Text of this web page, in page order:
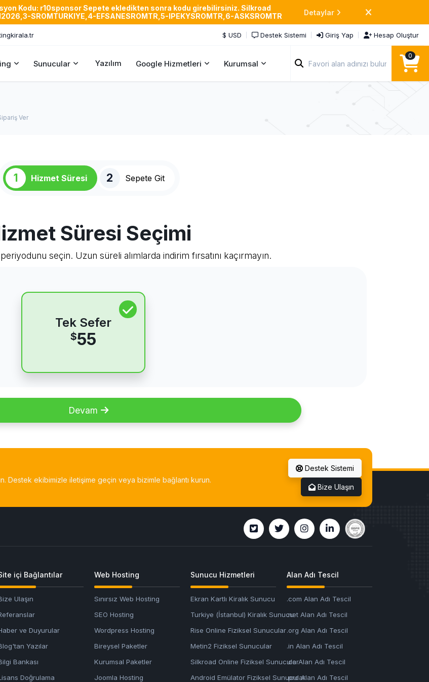
Kodu: r10sponsor Sepete ekledikten sonra kodu girebilirsiniz. Silkroad
SROMTURKIYE,4-EFSANESROMTR,5-IPEKYSROMTR,6-ASKSROMTR
Detaylar
$ USD Destek Sistemi Giriş Yap Hesap Oluştur
Sunucular Yazılım Google Hizmetleri Kurumsal
0
Ver
1 Hizmet Süresi 2 Sepete Git
Süresi Seçimi
seçin. Uzun süreli alımlarda indirim fırsatını kaçırmayın.
Tek Sefer
$55
Devam
Destek ekibimizle iletişime geçin veya bizimle bağlantı kurun.
Destek Sistemi
Bize Ulaşın
içi Bağlantılar
Ulaşın
ve Duyurular
Yazılar
Bankası
Doğrulama
Web Hosting
Sınırsız Web Hosting
SEO Hosting
Wordpress Hosting
Bireysel Paketler
Kurumsal Paketler
Joomla Hosting
Sunucu Hizmetleri
Ekran Kartlı Kiralık Sunucu
Turkiye (İstanbul) Kiralık Sunucu
Rise Online Fiziksel Sunucular
Metin2 Fiziksel Sunucular
Silkroad Online Fiziksel Sunucular
Android Emülator Fiziksel Sunucular
Alan Adı Tescil
.com Alan Adı Tescil
.net Alan Adı Tescil
.org Alan Adı Tescil
.in Alan Adı Tescil
.co Alan Adı Tescil
.pro Alan Adı Tescil